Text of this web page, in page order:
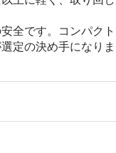
全です。コンパ
定の決め手になりま